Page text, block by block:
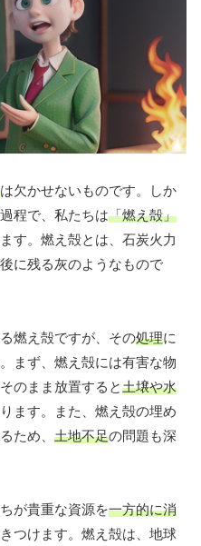
は欠かせないものです。しか
程で、私たちは「燃え殻」
す。燃え殻とは、石炭火力
に残る灰のようなもので
燃え殻ですが、その処理に
まず、燃え殻には有害な物
のまま放置すると土壌や水
ます。また、燃え殻の埋め
ため、 土地不足の問題も深
が貴重な資源を一方的に消
つけます。燃え殻は、地球